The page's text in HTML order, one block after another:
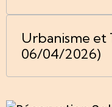
Urbanisme et
06/04/2026)